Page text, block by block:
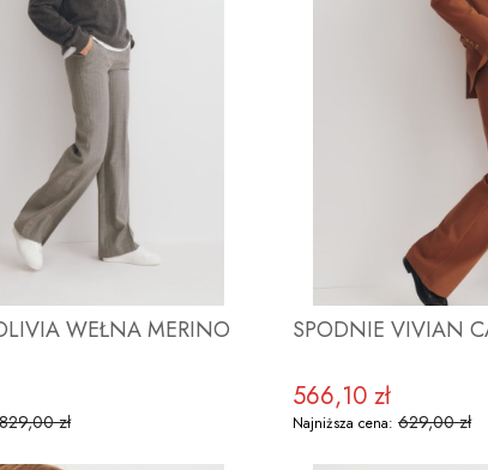
SPODNIE OLIVIA WEŁNA MERINO
829,00 zł
SPODNIE VIVIAN
Cena promocyjna
566,10 zł
Najniższa cena: 629,00 zł